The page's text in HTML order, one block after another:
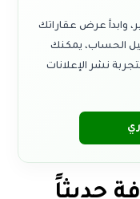
وابدأ عرض عقاراتك
الحساب، يمكنك
نشر الإعلانات
حديثاً